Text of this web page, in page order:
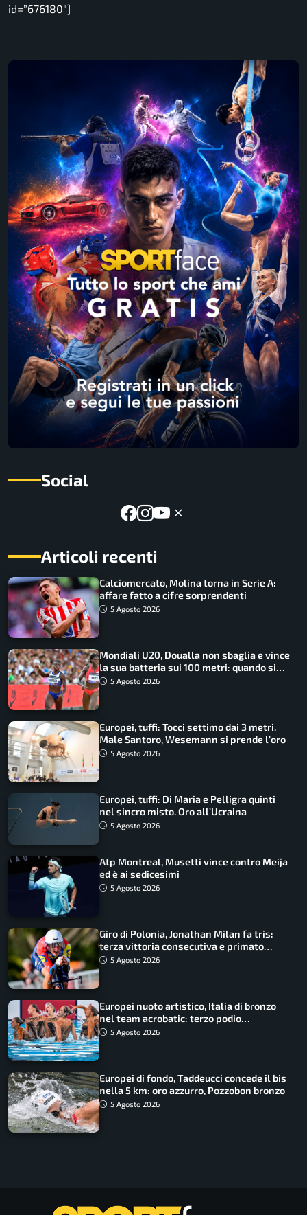
id=”676180″]
Social
Articoli recenti
Calciomercato, Molina torna in Serie A:
affare fatto a cifre sorprendenti
5 Agosto 2026
Mondiali U20, Doualla non sbaglia e vince
la sua batteria sui 100 metri: quando si
disputano le finali
5 Agosto 2026
Europei, tuffi: Tocci settimo dai 3 metri.
Male Santoro, Wesemann si prende l’oro
5 Agosto 2026
Europei, tuffi: Di Maria e Pelligra quinti
nel sincro misto. Oro all’Ucraina
5 Agosto 2026
Atp Montreal, Musetti vince contro Meija
ed è ai sedicesimi
5 Agosto 2026
Giro di Polonia, Jonathan Milan fa tris:
terza vittoria consecutiva e primato
rafforzato
5 Agosto 2026
Europei nuoto artistico, Italia di bronzo
nel team acrobatic: terzo podio
consecutivo
5 Agosto 2026
Europei di fondo, Taddeucci concede il bis
nella 5 km: oro azzurro, Pozzobon bronzo
5 Agosto 2026